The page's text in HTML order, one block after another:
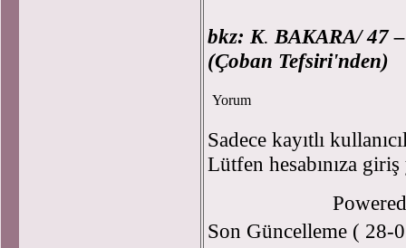
bkz: K. BAKARA/ 47
(Çoban Tefsiri'nden)
Yorum
Sadece kayıtlı
Lütfen hesabınıza
Son Güncelleme ( 28-